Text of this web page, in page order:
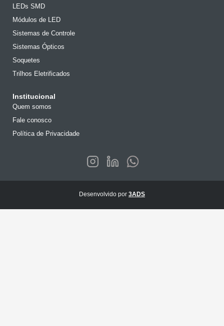
LEDs SMD
Módulos de LED
Sistemas de Controle
Sistemas Ópticos
Soquetes
Trilhos Eletrificados
Institucional
Quem somos
Fale conosco
Política de Privacidade
Desenvolvido por 3ADS